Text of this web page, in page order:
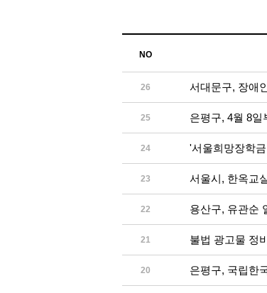
NO
26 서대문구, 장애
25 은평구, 4월 8일
24 '서울희망장학
23 서울시, 한옥교
22 용산구, 유관순
21 불법 광고물 정
20 은평구, 국립한